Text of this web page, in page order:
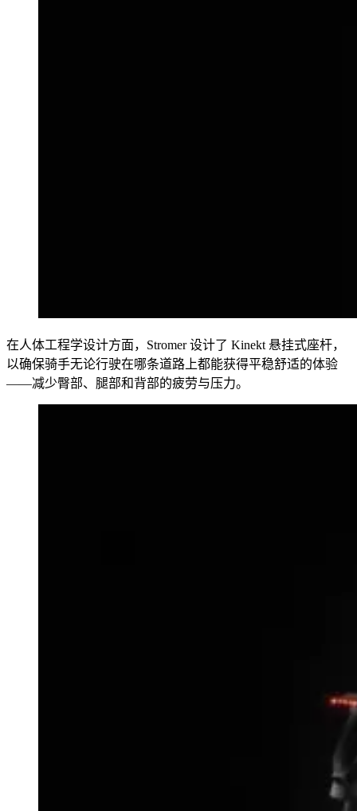
在人体工程学设计方面，Stromer 设计了 Kinekt 悬挂式座杆，
以确保骑手无论行驶在哪条道路上都能获得平稳舒适的体验
——减少臀部、腿部和背部的疲劳与压力。